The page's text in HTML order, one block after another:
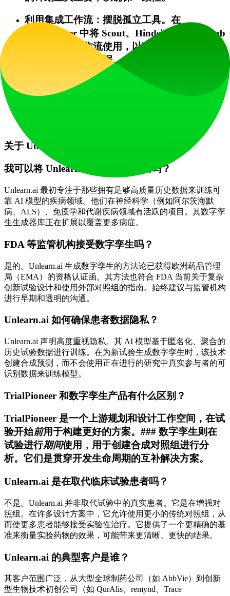
利用集成工作流：摆脱孤立工具。在
TrialPioneer 中将 Scout、Hindsight 和 SimLab
作为连接的工作流使用，以确保每个设计决策
都可追溯到可靠证据。
量化投资回报率：从潜在回报的角度来评估投
资。重点关注诸如减少样本量（需招募和监测
关于 Unlearn.ai 的常见问题
我可以将 Unlearn.ai 用于任何疾病吗？
Unlearn.ai 最初专注于那些拥有足够高质量历史数据来训练可
靠 AI 模型的疾病领域。他们在神经科学（例如阿尔茨海默
病、ALS）、免疫学和代谢疾病领域有活跃的项目。其数字孪
生生成器库正在扩展以覆盖更多病症。
FDA 等监管机构接受数字孪生吗？
是的。Unlearn.ai 生成数字孪生的方法论已获得欧洲药品管理
局（EMA）的资格认证函。其方法也符合 FDA 当前关于复杂
创新试验设计和使用外部对照组的指南。始终建议与监管机构
进行早期和透明的沟通。
Unlearn.ai 如何确保患者数据隐私？
Unlearn.ai 声明高度重视隐私。其 AI 模型基于匿名化、聚合的
历史试验数据进行训练。在为新试验生成数字孪生时，该技术
创建合成预测，而不会使用正在进行的研究中真实参与者的可
识别数据来训练模型。
TrialPioneer 和数字孪生产品有什么区别？
TrialPioneer 是一个上游规划和设计工作空间，在试
验开始前用于构建更好的方案。### 数字孪生则在
试验进行期间使用，用于创建合成对照组进行分
析。它们是贯穿开发生命周期的互补解决方案。
Unlearn.ai 是在取代临床试验患者吗？
不是。Unlearn.ai 并非取代试验中的真实患者。它是在增强对
照组。在许多设计方案中，它允许使用更小的传统对照组，从
而使更多患者能够接受实验性治疗。它提供了一个更精确的基
准来衡量实验药物的效果，可能带来更清晰、更快的结果。
Unlearn.ai 的典型客户是谁？
其客户范围广泛，从大型全球制药公司（如 AbbVie）到创新
型生物技术初创公司（如 QurAlis、remynd、Trace